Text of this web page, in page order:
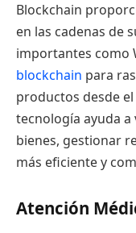
Blockchain
en las cadenas de
importantes como
blockchain para
productos desde
tecnología ayuda
bienes, gestionar
más eficiente y
Atención